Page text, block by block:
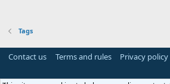
Tags
Contact us Terms and rules Privacy policy